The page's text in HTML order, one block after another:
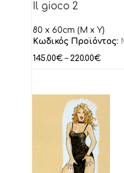
Il gioco 2
80 x 60cm (M x Y)
Κωδικός Προϊόντος:
145.00€ – 220.00€